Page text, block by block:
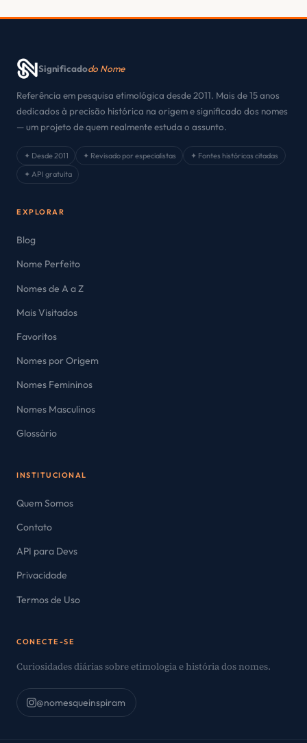
Significadodo Nome
Referência em pesquisa etimológica desde 2011. Mais de 15 anos
dedicados à precisão histórica na origem e significado dos nomes
— um projeto de quem realmente estuda o assunto.
✦ Desde 2011 ✦ Revisado por especialistas
✦ Fontes históricas citadas
✦ API gratuita
EXPLORAR
Blog
Nome Perfeito
Nomes de A a Z
Mais Visitados
Favoritos
Nomes por Origem
Nomes Femininos
Nomes Masculinos
Glossário
INSTITUCIONAL
Quem Somos
Contato
API para Devs
Privacidade
Termos de Uso
CONECTE-SE
Curiosidades diárias sobre etimologia e história dos nomes.
@nomesqueinspiram